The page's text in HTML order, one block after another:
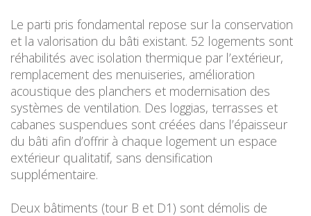
Le parti pris fondamental repose sur la conservation
et la valorisation du bâti existant. 52 logements sont
réhabilités avec isolation thermique par l’extérieur,
remplacement des menuiseries, amélioration
acoustique des planchers et modernisation des
systèmes de ventilation. Des loggias, terrasses et
cabanes suspendues sont créées dans l’épaisseur
du bâti afin d’offrir à chaque logement un espace
extérieur qualitatif, sans densification
supplémentaire.
Deux bâtiments (tour B et D1) sont démolis de